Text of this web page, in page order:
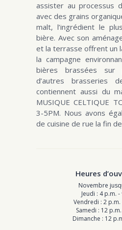
assister au processus
avec des grains
malt, l’ingrédient le
bière. Avec son
et la terrasse offrent un
la campagne
bières brassées sur
d’autres brasseries
contiennent aussi du
MUSIQUE CELTIQUE
3-5PM. Nous avons
de cuisine de rue la fin
Heures
Novembre
Jeudi : 4 p.m. -
Vendredi : 2 p.m.
Samedi : 12
Dimanche : 12